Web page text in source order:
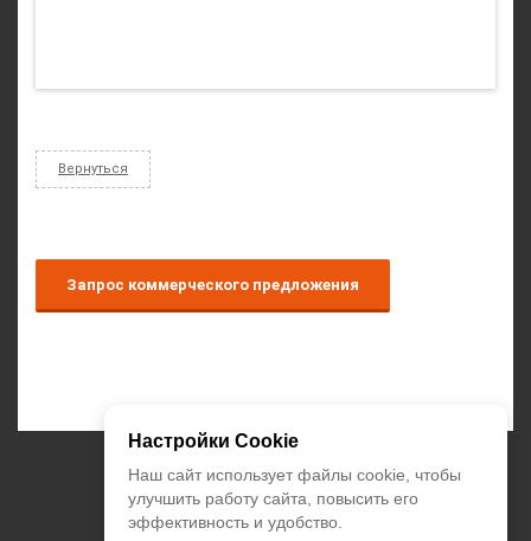
Вернуться
Запрос коммерческого предложения
+7 (495) 374-55-85
zakaz@climatstar.ru
Настройки Cookie
Наш сайт использует файлы cookie, чтобы
улучшить работу сайта, повысить его
эффективность и удобство.